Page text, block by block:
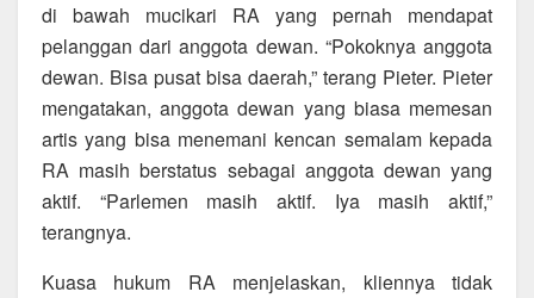
di bawah mucikari RA yang pernah mendapat
pelanggan dari anggota dewan. “Pokoknya anggota
dewan. Bisa pusat bisa daerah,” terang Pieter. Pieter
mengatakan, anggota dewan yang biasa memesan
artis yang bisa menemani kencan semalam kepada
RA masih berstatus sebagai anggota dewan yang
aktif. “Parlemen masih aktif. Iya masih aktif,”
terangnya.
Kuasa hukum RA menjelaskan, kliennya tidak